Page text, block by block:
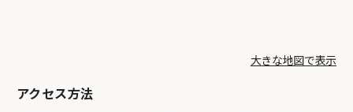
アクセス方法
大きな地図で表示